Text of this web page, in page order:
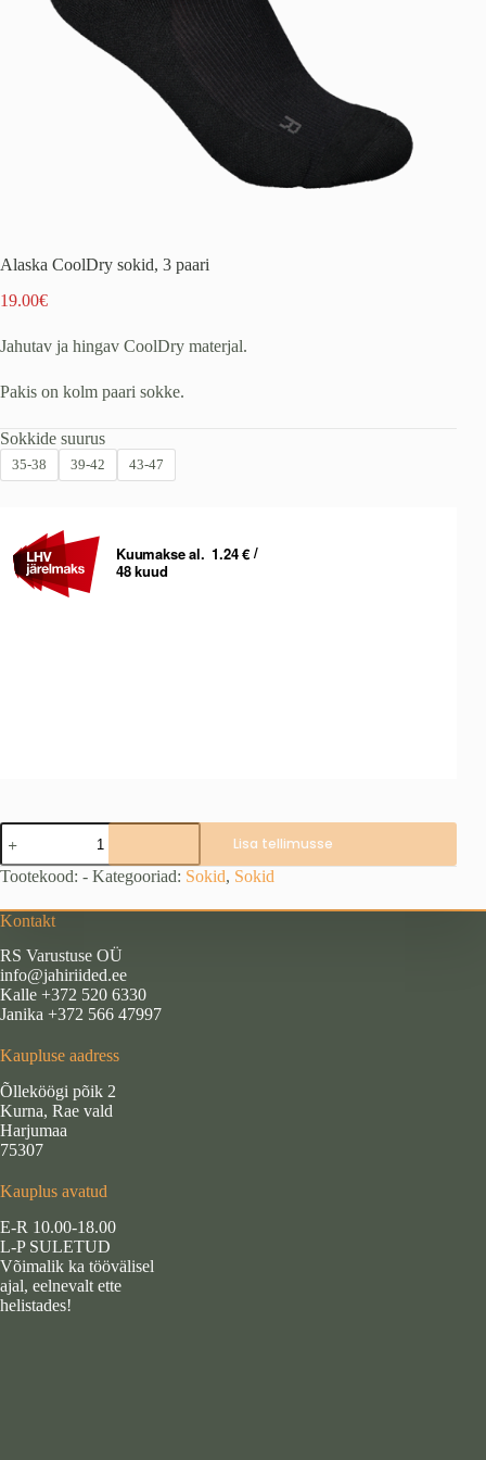
Alaska CoolDry sokid, 3 paari
19.00€
Jahutav ja hingav CoolDry materjal.
Pakis on kolm paari sokke.
Sokkide suurus
35-38 39-42 43-47
Alaska
CoolDry
sokid,
3
kogus
Lisa tellimusse
Tootekood: - Kategooriad: Sokid, Sokid
Kontakt
RS Varustuse OÜ
info@jahiriided.ee
Kalle +372 520 6330
Janika +372 566 47997
Kaupluse aadress
Õlleköögi põik 2
Kurna, Rae vald
Harjumaa
75307
Kauplus avatud
E-R 10.00-18.00
L-P SULETUD
Võimalik ka töövälisel
ajal, eelnevalt ette
helistades!